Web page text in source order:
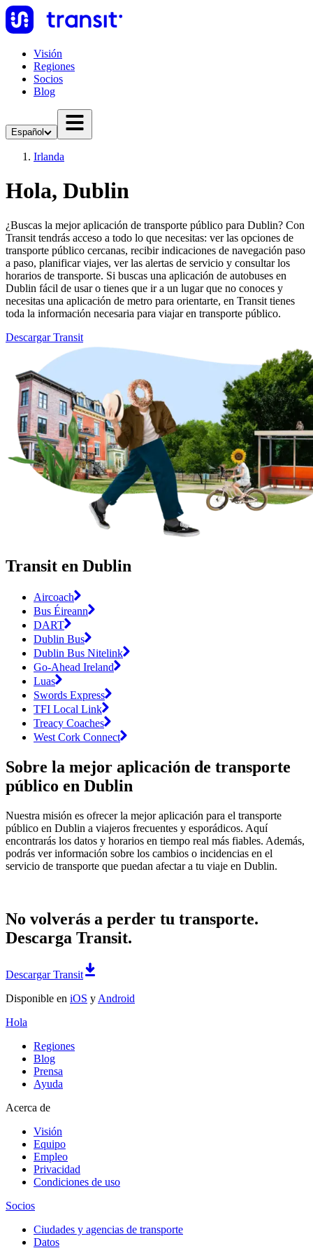
Visión
Regiones
Socios
Blog
Español
Irlanda
Hola, Dublin
¿Buscas la mejor aplicación de transporte público para Dublin? Con
Transit tendrás acceso a todo lo que necesitas: ver las opciones de
transporte público cercanas, recibir indicaciones de navegación paso
a paso, planificar viajes, ver las alertas de servicio y consultar los
horarios de transporte. Si buscas una aplicación de autobuses en
Dublin fácil de usar o tienes que ir a un lugar que no conoces y
necesitas una aplicación de metro para orientarte, en Transit tienes
toda la información necesaria para viajar en transporte público.
Descargar Transit
Transit en Dublin
Aircoach
Bus Éireann
DART
Dublin Bus
Dublin Bus Nitelink
Go-Ahead Ireland
Luas
Swords Express
TFI Local Link
Treacy Coaches
West Cork Connect
Sobre la mejor aplicación de transporte
público en Dublin
Nuestra misión es ofrecer la mejor aplicación para el transporte
público en Dublin a viajeros frecuentes y esporádicos. Aquí
encontrarás los datos y horarios en tiempo real más fiables. Además,
podrás ver información sobre los cambios o incidencias en el
servicio de transporte que puedan afectar a tu viaje en Dublin.
No volverás a perder tu transporte.
Descarga Transit.
Descargar Transit
Disponible en iOS y Android
Hola
Regiones
Blog
Prensa
Ayuda
Acerca de
Visión
Equipo
Empleo
Privacidad
Condiciones de uso
Socios
Ciudades y agencias de transporte
Datos